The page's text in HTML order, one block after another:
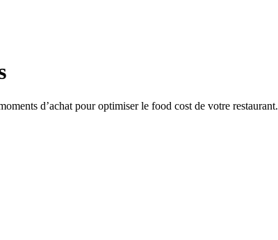
d’achat pour optimiser le food cost de votre restaurant.